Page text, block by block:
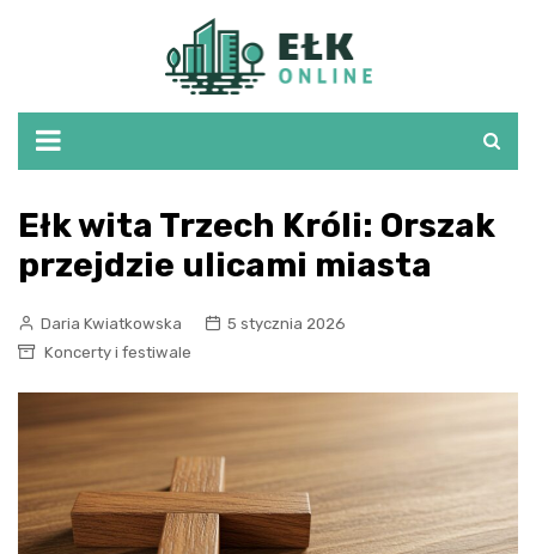
Ełk wita Trzech Króli: Orszak
przejdzie ulicami miasta
Daria Kwiatkowska
5 stycznia 2026
Koncerty i festiwale